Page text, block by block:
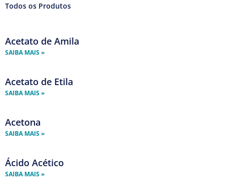
Todos os Produtos
Acetato de Amila
SAIBA MAIS »
Acetato de Etila
SAIBA MAIS »
Acetona
SAIBA MAIS »
Ácido Acético
SAIBA MAIS »